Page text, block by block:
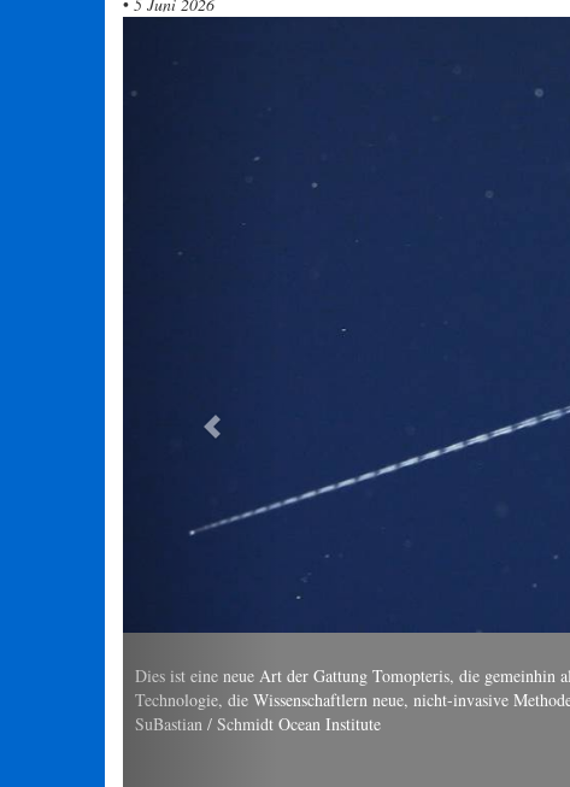
ist. Das Expeditionsteam testete eine neue
bemerkenswerten Tiere bietet. Bildnachweis: ROV